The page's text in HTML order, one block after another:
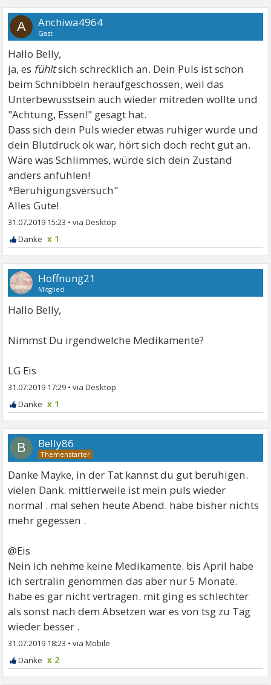
A Anchiwa4964
Gast
Hallo Belly,
ja, es fühltsich schrecklich an. Dein Puls ist schon
beim Schnibbeln heraufgeschossen, weil das
Unterbewusstsein auch wieder mitreden wollte und
"Achtung, Essen!" gesagt hat.
Dass sich dein Puls wieder etwas ruhiger wurde und
dein Blutdruck ok war, hört sich doch recht gut an.
Wäre was Schlimmes, würde sich dein Zustand
anders anfühlen!
*Beruhigungsversuch"
Alles Gute!
31.07.2019 15:23 •
x 1
Hoffnung21
Mitglied
Hallo Belly,
Nimmst Du irgendwelche Medikamente?
LG Eis
31.07.2019 17:29 •
x 1
B Belly86
Danke Mayke, in der Tat kannst du gut beruhigen.
vielen Dank. mittlerweile ist mein puls wieder
normal . mal sehen heute Abend. habe bisher nichts
mehr gegessen .
@Eis
Nein ich nehme keine Medikamente. bis April habe
ich sertralin genommen das aber nur 5 Monate.
habe es gar nicht vertragen. mit ging es schlechter
als sonst nach dem Absetzen war es von tsg zu Tag
wieder besser .
31.07.2019 18:23 •
x 2